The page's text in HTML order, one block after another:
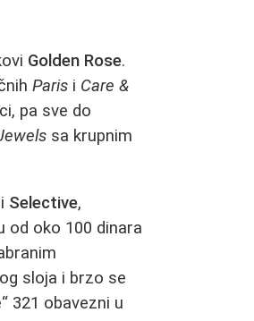
Golden Rose.
Paris i Care &
pa sve do
sa krupnim
i Selective,
od oko 100 dinara
sloja i brzo se
321 obavezni u